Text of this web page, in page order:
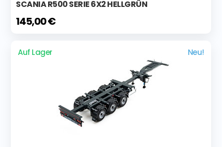
SCANIA R500 SERIE 6X2 HELLGRÜN
145,00 €
Auf Lager Neu!